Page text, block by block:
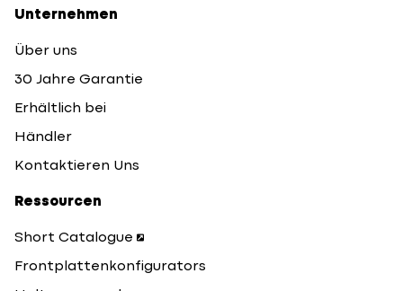
Unternehmen
Über uns
30 Jahre Garantie
Erhältlich bei
Händler
Kontaktieren Uns
Ressourcen
Short Catalogue
Frontplattenkonfigurators